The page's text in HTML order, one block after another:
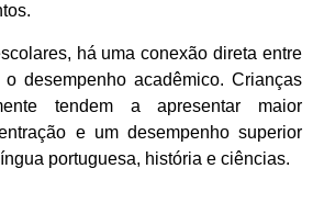
há uma conexão direta entre
desempenho acadêmico. Crianças
tendem a apresentar maior
e um desempenho superior
portuguesa, história e ciências.